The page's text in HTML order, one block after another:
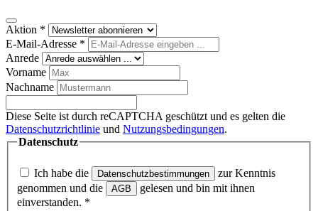
Aktion *
E-Mail-Adresse *
Anrede
Vorname
Nachname
Diese Seite ist durch reCAPTCHA geschützt und es gelten die
Datenschutzrichtlinie und Nutzungsbedingungen.
Datenschutz
Ich habe die Datenschutzbestimmungen
zur Kenntnis
genommen und die
AGB
gelesen und bin mit ihnen
einverstanden. *